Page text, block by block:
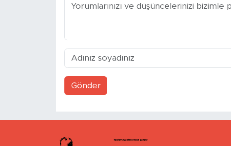
Gönder